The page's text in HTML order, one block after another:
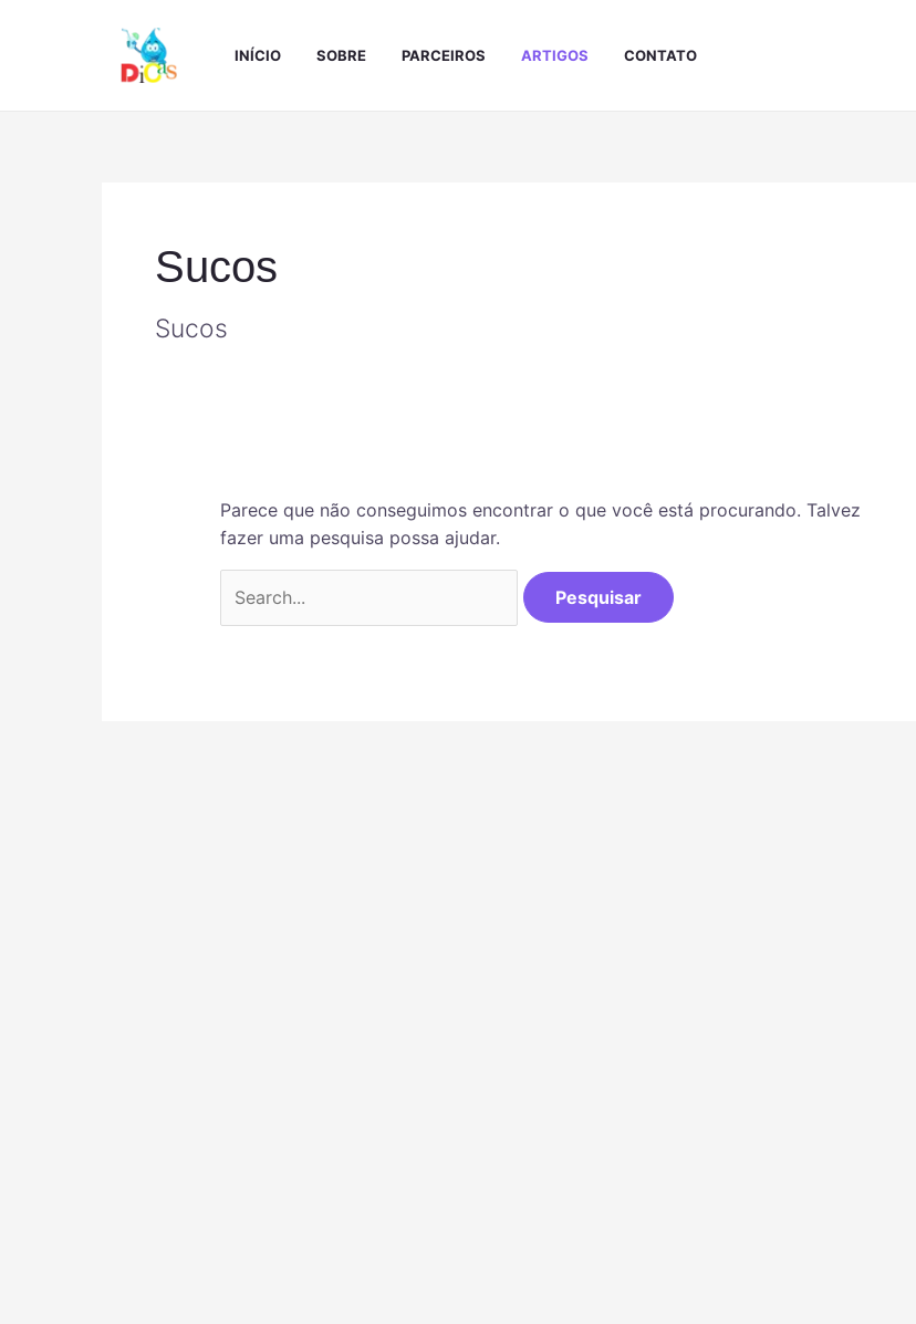
INÍCIO SOBRE PARCEIROS ARTIGOS CONTATO
Sucos
Sucos
Parece que não conseguimos encontrar o que você está procurando. Talvez
fazer uma pesquisa possa ajudar.
por: